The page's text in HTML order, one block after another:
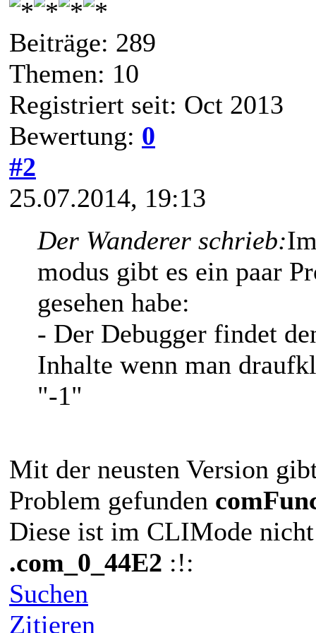
Beiträge: 289
Themen: 10
Registriert seit: Oct 2013
Bewertung: 0
#2
25.07.2014, 19:13
Der Wanderer schrieb:
modus gibt es ein paar
gesehen habe:
- Der Debugger findet
Inhalte wenn man
"-1"
Mit der neusten Version
Problem gefunden
Diese ist im CLIMode
.com_0_44E2 :!:
Suchen
Zitieren